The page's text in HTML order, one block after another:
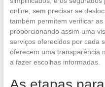
online, sem precisar se
também permitem verificar
proporcionando assim uma
serviços oferecidos por cada
oferecem uma transparência
a fazer escolhas informadas.